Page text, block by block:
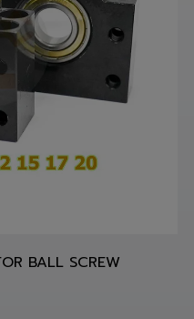
BALL SCREW